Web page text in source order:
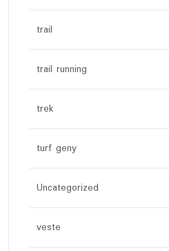
trail
trail running
trek
turf geny
Uncategorized
veste